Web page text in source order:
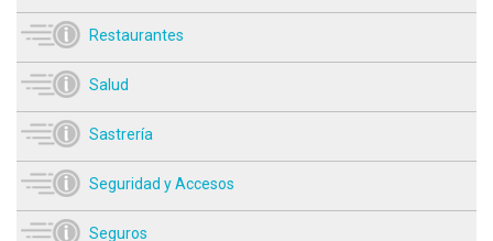
Restaurantes
Salud
Sastrería
Seguridad y Accesos
Seguros